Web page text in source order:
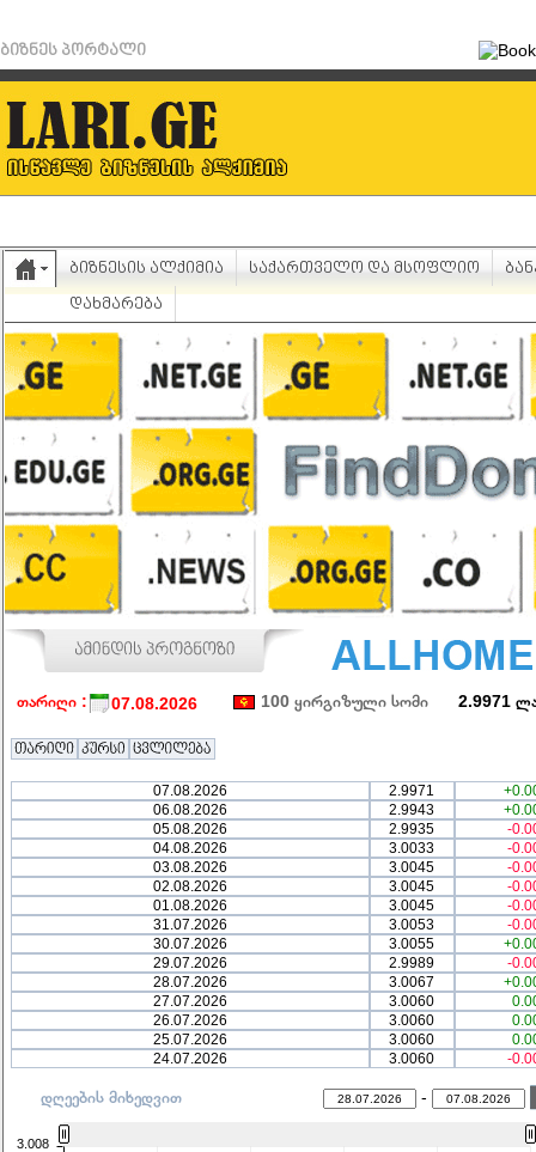
ბიზნეს პორტალი
ბიზნესის ალქიმია საქართველო და მსოფლიო
დახმარება
თარიღი : 07.08.2026 100 ყირგიზული სომი 2.9971
07.08.2026 2.9971
06.08.2026
2.9943
05.08.2026
2.9935
-
04.08.2026
3.0033
-
03.08.2026
3.0045
-
02.08.2026
3.0045
-
01.08.2026
3.0045
-
31.07.2026
3.0053
-
30.07.2026
3.0055
29.07.2026
2.9989
-
28.07.2026
3.0067
27.07.2026
3.0060
26.07.2026
3.0060
25.07.2026
3.0060
24.07.2026
3.0060 -
დღეების მიხედვით -
3.008